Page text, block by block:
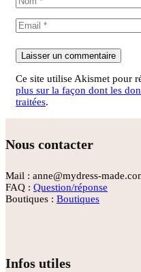
Ce site utilise Akismet pour
plus sur la façon dont les
traitées.
Nous contacter
Mail : anne@mydress-
FAQ : Question/réponse
Boutiques : Boutiques
Infos utiles